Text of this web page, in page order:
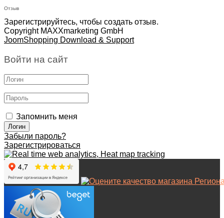
Отзыв
Зарегистрируйтесь, чтобы создать отзыв.
Copyright MAXXmarketing GmbH
JoomShopping Download & Support
Войти на сайт
Запомнить меня
Забыли пароль?
Зарегистрироваться